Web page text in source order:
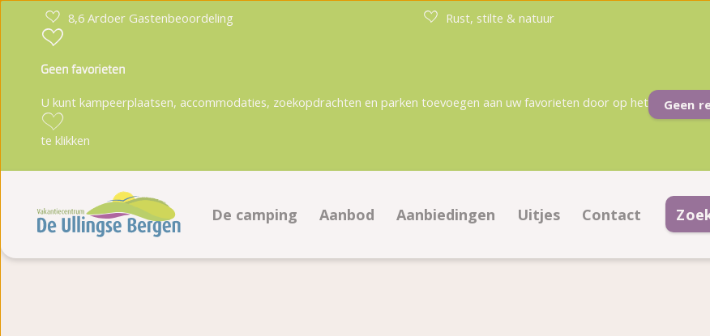
8,6 Ardoer Gastenbeoordeling Rust, stilte & natuur
Geen
Geen favorieten
U kunt kampeerplaatsen, accommodaties, zoekopdrachten en parken toevoegen aan uw favorieten door op het
te klikken
De camping
Faciliteiten
Aanbod
Kampeerplaatsen
Aanbiedingen
Aanbiedingen kampeerplaatsen
Uitjes Contact
Contactinformatie